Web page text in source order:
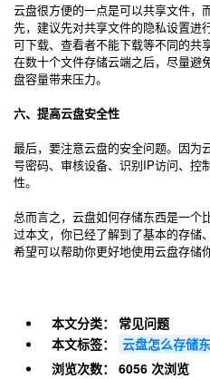
云盘很方便的一点是可以共享文件，
先，建议先对共享文件的隐私设置进
可下载、查看者不能下载等不同的共
在数十个文件存储云端之后，尽量避
盘容量带来压力。
六、提高云盘安全性
最后，要注意云盘的安全问题。因为
号密码、审核设备、识别IP访问、控
性。
总而言之，云盘如何存储东西是一个
过本文，你已经了解到了基本的存储
希望可以帮助你更好地使用云盘存储
本文分类：
常见问题
本文标签：
云盘怎么存储
浏览次数：
6056 次浏览